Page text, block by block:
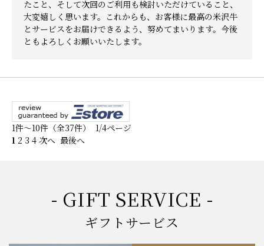
たこと、そして次回のご利用も検討いただけていること、
大変嬉しく思います。これからも、お客様に最高の米沢牛
とサービスをお届けできるよう、努めてまいります。今後
ともよろしくお願いいたします。
1件～10件（全37件） 1/4ページ
1 2 3 4 次へ 最後へ
- GIFT SERVICE -
ギフトサービス